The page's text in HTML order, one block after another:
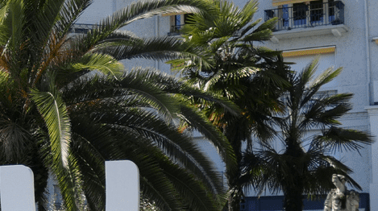
Exporter les lignes sélectionnées
Exporter toutes les colonnes
Exporter uniquement les colonnes affichées
Menu
Ajoutez un logo, un bouton, des réseaux sociaux
Cliquez pour éditer